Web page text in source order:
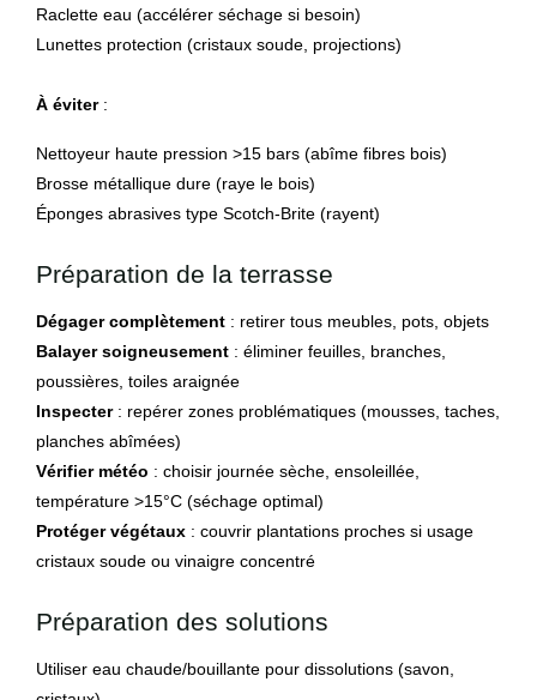
Raclette eau (accélérer séchage si besoin)
Lunettes protection (cristaux soude, projections)
À éviter:
Nettoyeur haute pression >15 bars (abîme fibres bois)
Brosse métallique dure (raye le bois)
Éponges abrasives type Scotch-Brite (rayent)
Préparation de la terrasse
Dégager complètement : retirer tous meubles, pots, objets
Balayer soigneusement : éliminer feuilles, branches,
poussières, toiles araignée
Inspecter: repérer zones problématiques (mousses, taches,
planches abîmées)
Vérifier météo : choisir journée sèche, ensoleillée,
température >15°C (séchage optimal)
Protéger végétaux : couvrir plantations proches si usage
cristaux soude ou vinaigre concentré
Préparation des solutions
Utiliser eau chaude/bouillante pour dissolutions (savon,